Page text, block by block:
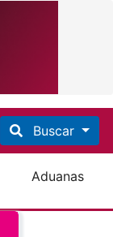
Buscar
Aduanas